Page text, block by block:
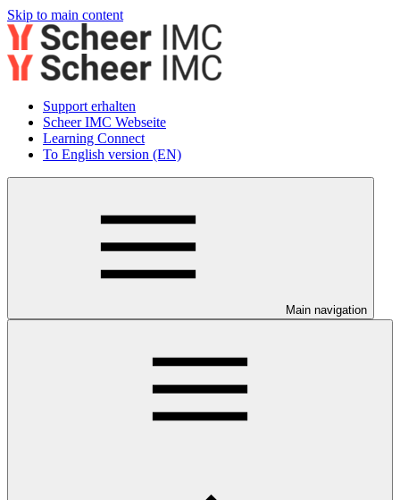
Skip to main content
Support erhalten
Scheer IMC Webseite
Learning Connect
To English version (EN)
Main navigation